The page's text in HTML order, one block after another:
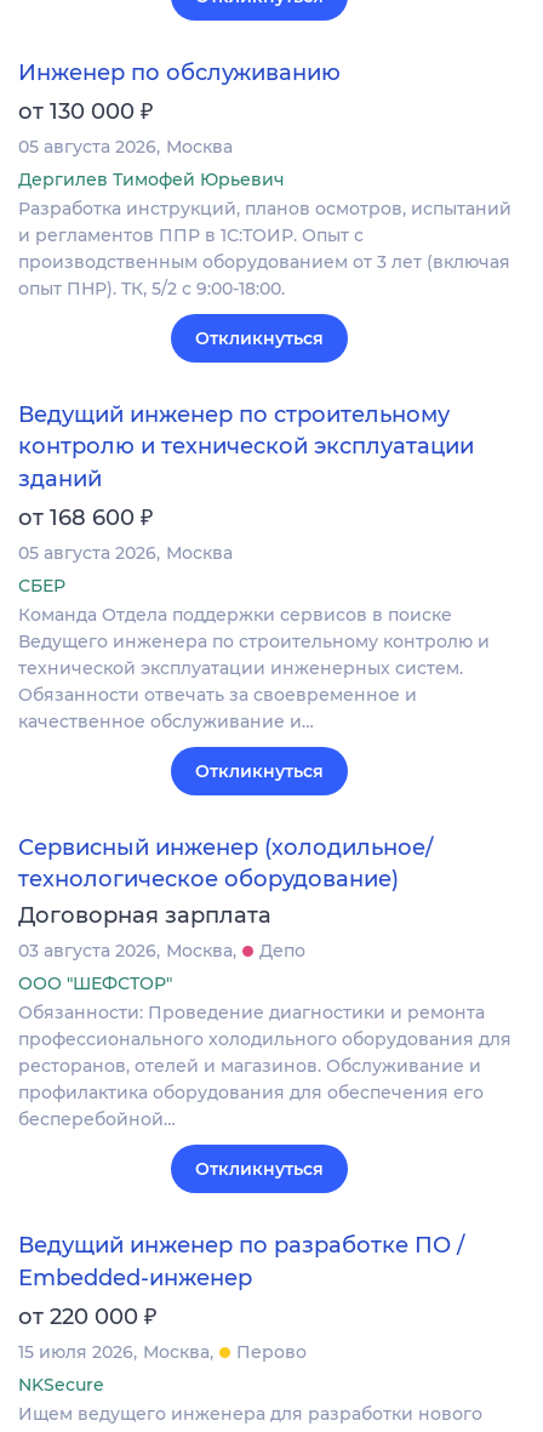
Инженер по обслуживанию
от 130 000 ₽
05 августа 2026 Москва
Дергилев Тимофей Юрьевич
Разработка инструкций, планов осмотров, испытаний
и регламентов ППР в 1С:ТОИР. Опыт с
производственным оборудованием от 3 лет (включая
опыт ПНР). ТК, 5/2 с 9:00-18:00.
Откликнуться
Ведущий инженер по строительному
контролю и технической эксплуатации
зданий
от 168 600 ₽
05 августа 2026 Москва
СБЕР
Команда Отдела поддержки сервисов в поиске
Ведущего инженера по строительному контролю и
технической эксплуатации инженерных систем.
Обязанности отвечать за своевременное и
качественное обслуживание и…
Откликнуться
Сервисный инженер (холодильное/
технологическое оборудование)
Договорная зарплата
03 августа 2026 Москва
Депо
ООО "ШЕФСТОР"
Обязанности: Проведение диагностики и ремонта
профессионального холодильного оборудования для
ресторанов, отелей и магазинов. Обслуживание и
профилактика оборудования для обеспечения его
бесперебойной…
Откликнуться
Ведущий инженер по разработке ПО /
Embedded-инженер
от 220 000 ₽
15 июля 2026 Москва
Перово
NKSecure
Ищем ведущего инженера для разработки нового